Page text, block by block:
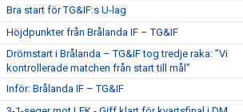
Bra start för TG&IF:s U-lag
Höjdpunkter från Brålanda IF – TG&IF
Drömstart i Brålanda – TG&IF tog tredje raka: ”Vi
kontrollerade matchen från start till mål”
Inför: Brålanda IF – TG&IF